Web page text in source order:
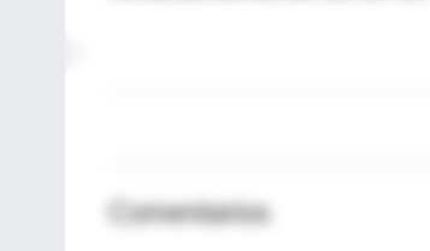
Comentarios